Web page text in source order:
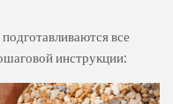
все
инструкции: